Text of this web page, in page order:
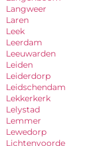
Langweer
Laren
Leek
Leerdam
Leeuwarden
Leiden
Leiderdorp
Leidschendam
Lekkerkerk
Lelystad
Lemmer
Lewedorp
Lichtenvoorde